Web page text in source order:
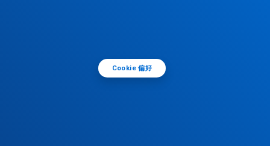
Cookie 偏好